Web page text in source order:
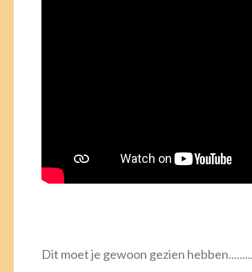
Dit moet je gewoon gezien